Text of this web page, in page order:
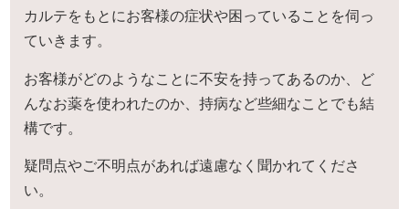
カルテをもとにお客様の症状や困っていることを伺っ
ていきます。
お客様がどのようなことに不安を持ってあるのか、ど
んなお薬を使われたのか、持病など些細なことでも結
構です。
疑問点やご不明点があれば遠慮なく聞かれてくださ
い。